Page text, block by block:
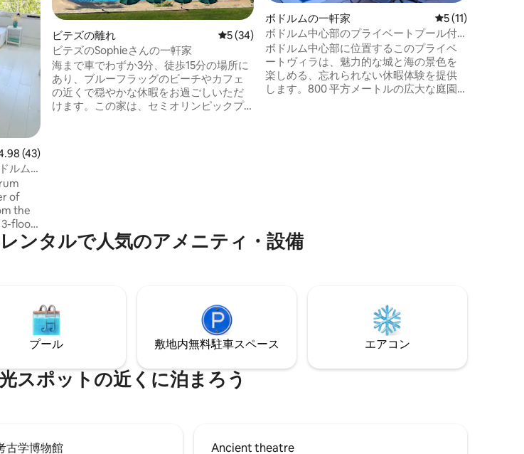
ュー43件、5つ星中4.98つ星の平均評価
(43)
ルム
of
the
3-floor
ビテズの離れ レビュー34件、5つ星中5つ星の平均評価
5 (34)
ビテズのSophieさんの一軒家
海まで車でわずか3分、徒歩15分の場所に
あり、ブルーフラッグのビーチやカフェ
の近くで穏やかな休暇をお過ごしいただ
けます。この家は、セミオリンピックプ
越しを心よりお待ち申し上げておりま
ボドルムの一軒家 レビュー11件、5
5 (11)
ボドルム中心部のプライベートプール付
きラグジュアリーヴィラ
ボドルム中心部に位置するこのプライベ
ートヴィラは、魅力的な城と海の景色を
楽しめる、忘れられない休暇体験を提供
します。800 平方メートルの広大な庭園
ンタルで人気のアメニティ・設備
プール 敷地内無料駐⁠車ス⁠ペ⁠ー⁠ス エアコン
スポットの近くに泊まろう
古学博物館
Ancient theatre